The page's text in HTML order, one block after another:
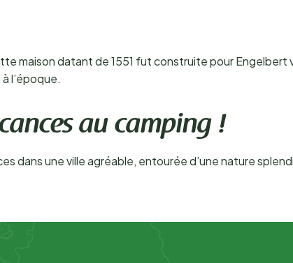
maison datant de 1551 fut construite pour Engelbert
l’époque.
au camping !
dans une ville agréable, entourée d’une nature